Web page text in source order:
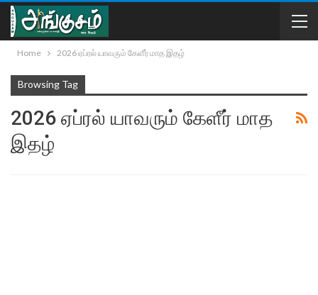
Home 2026 ஏப்ரல் யாவரும் கேளீர் மாத இதழ்
Browsing Tag
2026 ஏப்ரல் யாவரும் கேளீர் மாத
இதழ்